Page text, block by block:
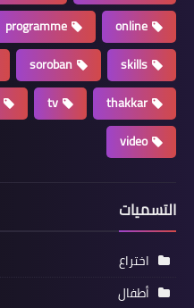
online
programme
skills
soroban
thakkar
tv
video
التسميات
اختراع
أطفال